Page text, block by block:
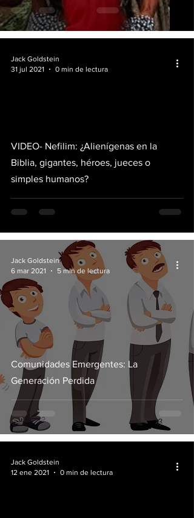
VIDEO- Nefilim: ¿Alienígenas en la
Biblia, gigantes, héroes, jueces o
simples humanos?
Jack Goldstein
31 jul 2021
0 min de lectura
Comunidades Emergentes: La
Generación Perdida
Jack Goldstein
6 mar 2021
5 min de lectura
Jack Goldstein
12 ene 2021
0 min de lectura